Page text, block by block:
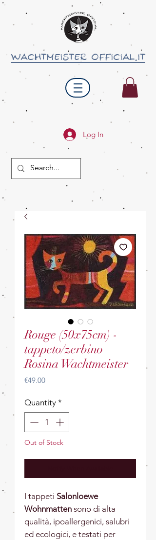
wachtmeister official.it
Log In
Rouge (50x75cm) -
tappeto/zerbino
Rosina Wachtmeister
€49.00Price
Quantity *
Out of Stock
I tappeti Salonloewe
Wohnmatten sono di alta
qualità, ipoallergenici, salubri
ed ecologici, e testati per